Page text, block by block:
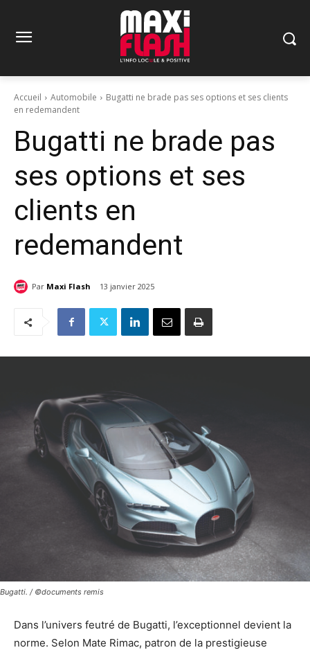
Accueil Automobile
Bugatti ne brade pas ses options et ses clients
en redemandent
Bugatti ne brade pas
ses options et ses
clients en
redemandent
Par Maxi Flash 13 janvier 2025
Bugatti. / ©documents remis
Dans l’univers feutré de Bugatti, l’exceptionnel devient la
norme. Selon Mate Rimac, patron de la prestigieuse